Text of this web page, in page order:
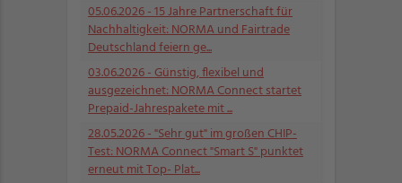
05.06.2026- 15 Jahre Partnerschaft für
Nachhaltigkeit: NORMA und Fairtrade
Deutschland feiern ge...
03.06.2026- Günstig, flexibel und
ausgezeichnet: NORMA Connect startet
Prepaid-Jahrespakete mit ...
28.05.2026- "Sehr gut" im großen CHIP-
Test: NORMA Connect "Smart S" punktet
erneut mit Top- Plat...